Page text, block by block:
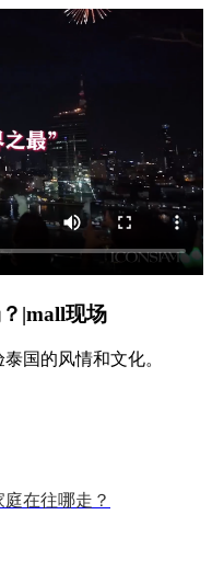
|mall现场
国的风情和文化。
在往哪走？